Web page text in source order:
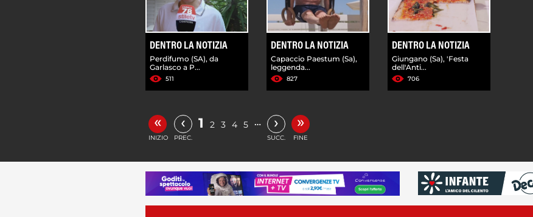
DENTRO LA NOTIZIA
Perdifumo (SA), da
Garlasco a P...
511
DENTRO LA NOTIZIA
Capaccio Paestum (Sa),
leggenda...
827
DENTRO LA NOTIZIA
Giungano (Sa), 'Festa
dell'Anti...
706
«
INIZIO
‹
PREC.
1 2 3 4 5 … ›
SUCC.
»
FINE